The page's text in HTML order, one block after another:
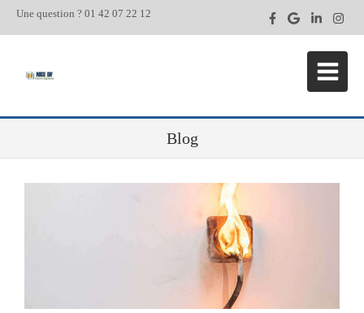
Une question ? 01 42 07 22 12
Blog